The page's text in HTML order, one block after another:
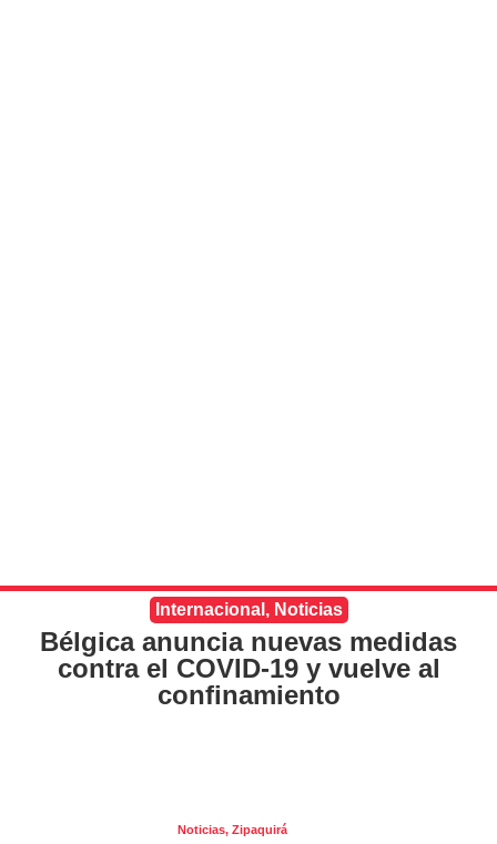
Internacional , Noticias
Bélgica anuncia nuevas medidas
contra el COVID-19 y vuelve al
confinamiento
Noticias, Zipaquirá